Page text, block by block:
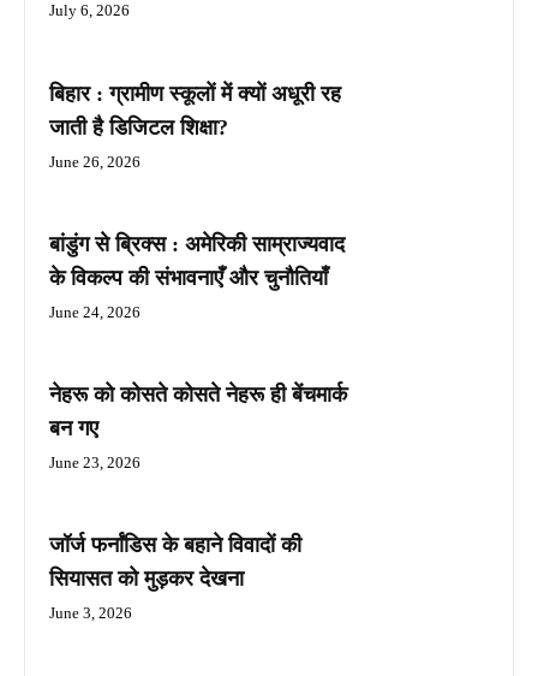
July 6, 2026
बिहार : ग्रामीण स्कूलों में क्यों अधूरी रह
जाती है डिजिटल शिक्षा?
June 26, 2026
बांडुंग से ब्रिक्स : अमेरिकी साम्राज्यवाद
के विकल्प की संभावनाएँ और चुनौतियाँ
June 24, 2026
नेहरू को कोसते कोसते नेहरू ही बेंचमार्क
बन गए
June 23, 2026
जॉर्ज फर्नांडिस के बहाने विवादों की
सियासत को मुड़कर देखना
June 3, 2026